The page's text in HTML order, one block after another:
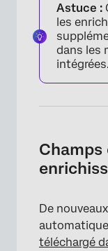
Astuce :
les
dans les
intégrées.
Champs
De
téléchargé